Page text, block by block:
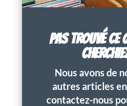
PAS TROUVÉ CE
Nous avons de
autres articles
contactez-nous